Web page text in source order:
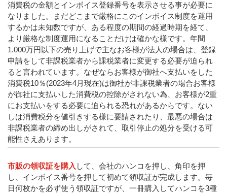
消費税の金額とインボイス登録番号を表示させる事が必要に
なりました。まだどこまで厳格にこのインボイス制度を運用
するかは未知数ですが、ある程度の期間の経過時期を経て、
より厳格な制度運用になることだけは確かな様です。年間
1.000万円以下の売り上げで主なお客様が法人の場合は、登録
申請をして非課税業者から課税業者に変更する必要が迫られ
ると言われています。なぜならお客様が御社へ支払いをした
消費税10％(2023年4月現在)は御社が非課税業者の場合お客様
が御社に支払いした消費税の控除がされない為、お客様が2重
にお支払いをする必要に迫られる恐れがあるからです。ない
しは消費税分を値引きする様に要請されたり、最悪の場合は
非課税業者の締め出しがされて、取引停止の処分を受ける可
能性さえあります。
市販の領収証を購入 して、会社のハンコを押し、角印を押
し、インボイス番号を押して初めて領収証が完成します。毎
日何枚かを必ず使う領収証ですが、一冊購入してハンコを3種